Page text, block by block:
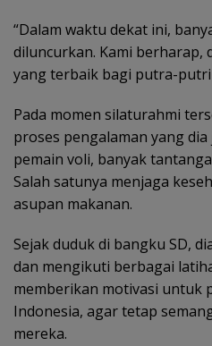
“Dalam waktu dekat ini,
diluncurkan. Kami berharap,
yang terbaik bagi putra-putri
Pada momen silaturahmi
proses pengalaman yang
pemain voli, banyak
Salah satunya menjaga
asupan makanan.
Sejak duduk di bangku SD,
dan mengikuti berbagai
memberikan motivasi untuk
Indonesia, agar tetap
mereka.